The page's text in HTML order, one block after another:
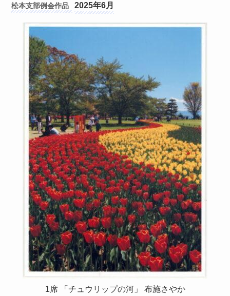
松本支部 2025年6月
1席 「チュウリップの河」 布施さやか